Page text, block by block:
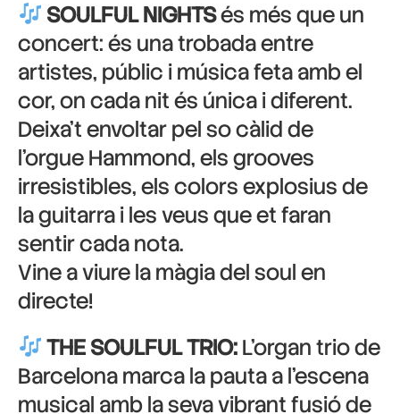
SOULFUL NIGHTSés més que un
concert: és una trobada entre
artistes, públic i música feta amb el
cor, on cada nit és única i diferent.
Deixa’t envoltar pel so càlid de
l’orgue Hammond, els grooves
irresistibles, els colors explosius de
la guitarra i les veus que et faran
sentir cada nota.
Vine a viure la màgia del soul en
directe!
THE SOULFUL TRIO:L’organ trio de
Barcelona marca la pauta a l’escena
musical amb la seva vibrant fusió de